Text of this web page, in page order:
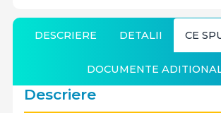
DESCRIERE DETALII CE
DOCUMENTE
Descriere